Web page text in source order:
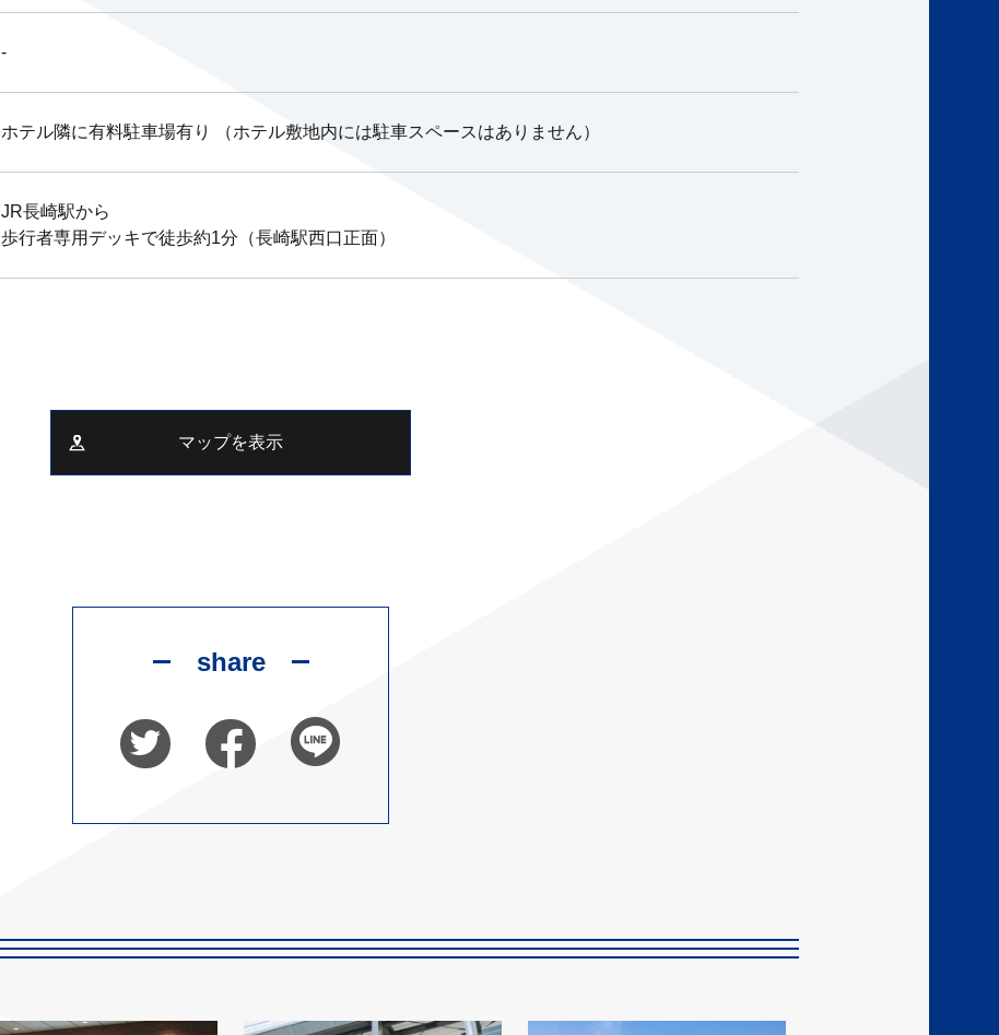
-
ホテル隣に有料駐車場有り （ホテル敷地内には駐車スペースはありません）
JR長崎駅から
歩行者専用デッキで徒歩約1分（長崎駅西口正面）
マップを表示
share